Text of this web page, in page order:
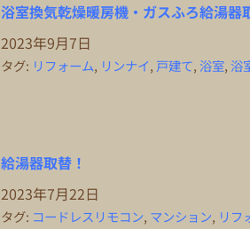
浴室換気乾燥暖房機・ガスふろ給湯器
2023年9月7日
タグ: リフォーム, リンナイ, 戸建て,浴室,浴
給湯器取替！
2023年7月22日
タグ: コードレスリモコン, マンション, リフ